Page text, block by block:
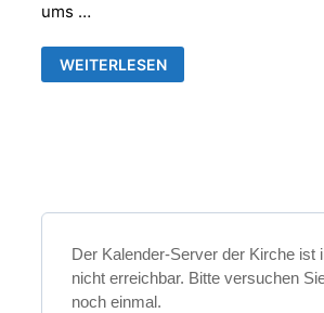
ums …
MACH
MIT!
WEITERLESEN
Der Kalender-Server der Kirche ist
nicht erreichbar. Bitte versuchen
noch einmal.